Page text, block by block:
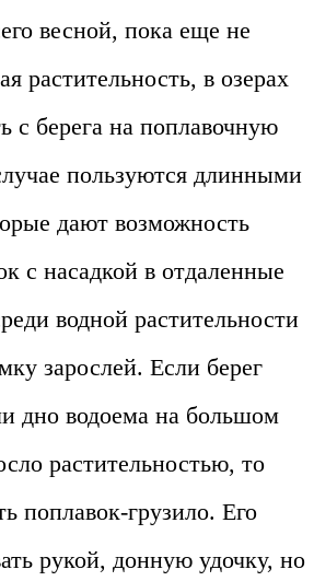
весной, пока еще не
растительность, в озерах
с берега на поплавочную
пользуются длинными
дают возможность
с насадкой в отдаленные
водной растительности
зарослей. Если берег
дно водоема на большом
растительностью, то
поплавок-грузило. Его
рукой, донную удочку, но